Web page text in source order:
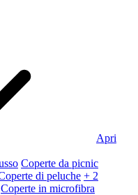
Apri
Coperte da picnic
di peluche + 2
Coperte in microfibra